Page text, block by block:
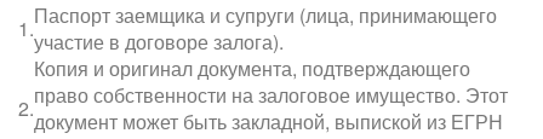
1.Паспорт заемщика и супруги (лица, принимающего
участие в договоре залога).
2.
Копия и оригинал документа, подтверждающего
право собственности на залоговое имущество. Этот
документ может быть закладной, выпиской из ЕГРН